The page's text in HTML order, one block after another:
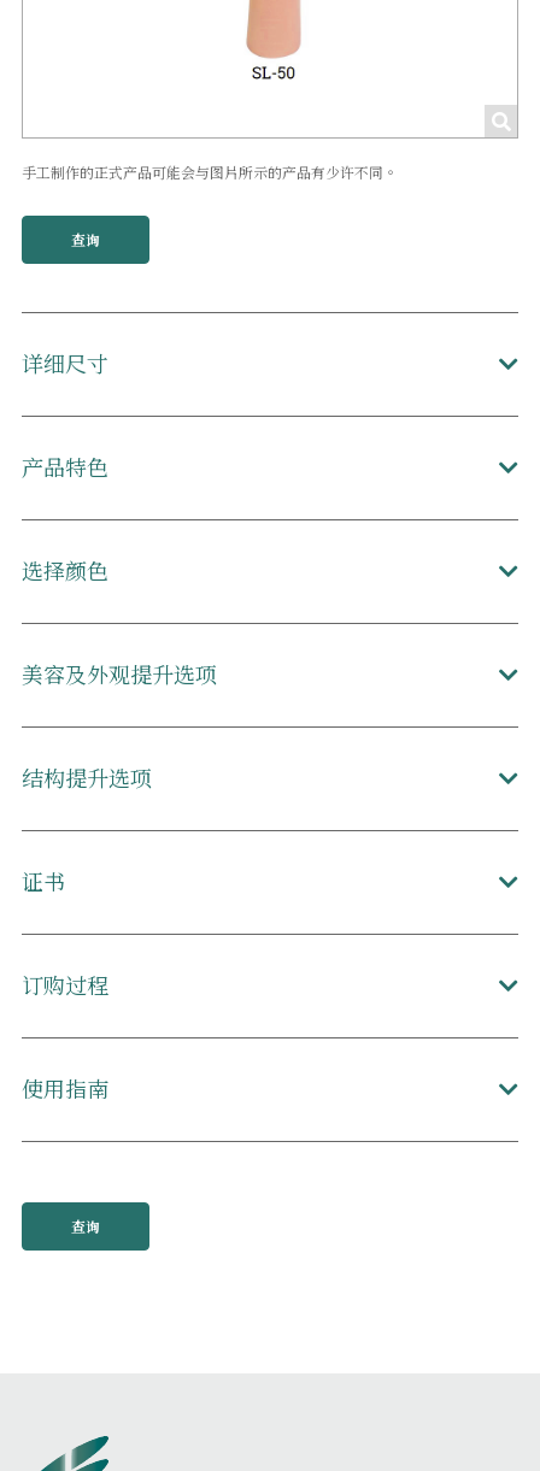
手工制作的正式产品可能会与图片所示的产品有少许不同。
查询
详细尺寸
产品特色
选择颜色
美容及外观提升选项
结构提升选项
证书
订购过程
使用指南
查询